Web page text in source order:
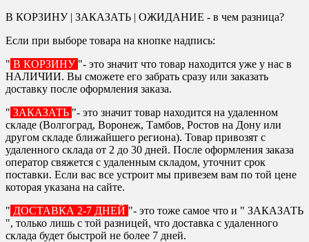
В КОРЗИНУ | ЗАКАЗАТЬ | ОЖИДАНИЕ - в чем разница?
Если при выборе товара на кнопке надпись:
" В КОРЗИНУ "- это значит что товар находится уже у нас в
НАЛИЧИИ. Вы сможете его забрать сразу или заказать
доставку после оформления заказа.
" ЗАКАЗАТЬ "- это значит товар находится на удаленном
складе (Волгоград, Воронеж, Тамбов, Ростов на Дону или
другом складе ближайшего региона). Товар привозят с
удаленного склада от 2 до 30 дней. После оформления заказа
оператор свяжется с удаленным складом, уточнит срок
поставки. Если вас все устроит мы привезем вам по той цене
которая указана на сайте.
" ДОСТАВКА 2-7 ДНЕЙ "- это тоже самое что и " ЗАКАЗАТЬ
", только лишь с той разницей, что доставка с удаленного
склада будет быстрой не более 7 дней.